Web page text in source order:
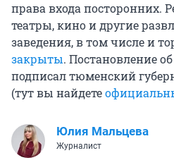
права входа посторонних.
театры, кино и другие
заведения, в том числе и
закрыты. Постановление
подписал тюменский
(тут вы найдете
Юлия Мальцева
Журналист